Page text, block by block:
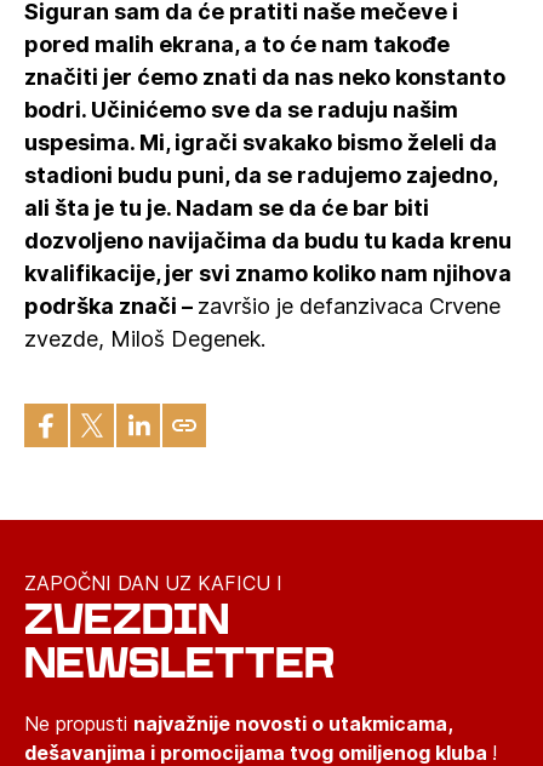
Siguran sam da će pratiti naše mečeve i
pored malih ekrana, a to će nam takođe
značiti jer ćemo znati da nas neko konstanto
bodri. Učinićemo sve da se raduju našim
uspesima. Mi, igrači svakako bismo želeli da
stadioni budu puni, da se radujemo zajedno,
ali šta je tu je. Nadam se da će bar biti
dozvoljeno navijačima da budu tu kada krenu
kvalifikacije, jer svi znamo koliko nam njihova
podrška znači – završio je defanzivaca Crvene
zvezde, Miloš Degenek.
ZAPOČNI DAN UZ KAFICU I
ZVEZDIN
NEWSLETTER
Ne propusti najvažnije novosti o utakmicama,
dešavanjima i promocijama tvog omiljenog kluba !